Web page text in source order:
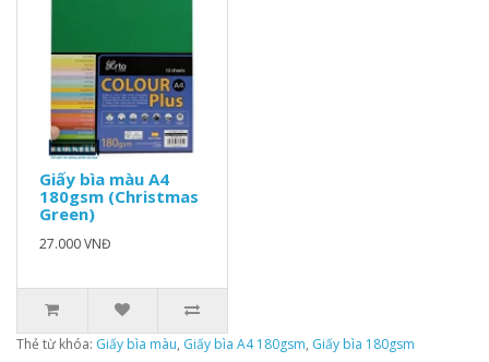
Giấy bìa màu A4
180gsm (Christmas
Green)
27.000 VNĐ
Thẻ từ khóa: Giấy bìa màu, Giấy bìa A4 180gsm, Giấy bìa 180gsm